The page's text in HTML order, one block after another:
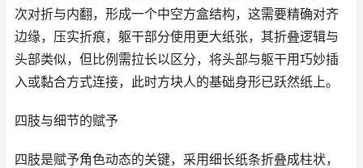
次对折与内翻，形成一个中空方盒结构，这需要精确对齐
边缘，压实折痕，躯干部分使用更大纸张，其折叠逻辑与
头部类似，但比例需拉长以区分，将头部与躯干用巧妙插
入或黏合方式连接，此时方块人的基础身形已跃然纸上。
四肢与细节的赋予
四肢是赋予角色动态的关键，采用细长纸条折叠成柱状，